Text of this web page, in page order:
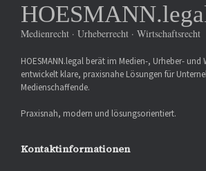
Medienrecht · Urheberrecht · Wirtschaftsrecht
HOESMANN.legal berät im Medien-, Urheber-
entwickelt klare, praxisnahe Lösungen für
Medienschaffende.
Praxisnah, modern und lösungsorientiert.
Kontaktinformationen